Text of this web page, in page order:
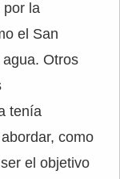
por la
el San
Otros
tenía
como
el objetivo